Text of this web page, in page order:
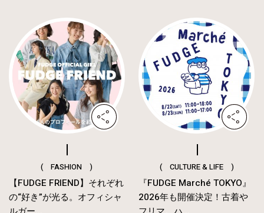
( FASHION )
【FUDGE FRIEND】それぞれ
の“好き”が光る。オフィシャ
( CULTURE & LIFE )
『FUDGE Marché TOKYO』
2026年も開催決定！古着や